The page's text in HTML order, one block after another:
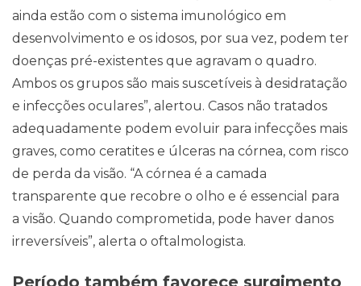
ainda estão com o sistema imunológico em
desenvolvimento e os idosos, por sua vez, podem ter
doenças pré-existentes que agravam o quadro.
Ambos os grupos são mais suscetíveis à desidratação
e infecções oculares”, alertou. Casos não tratados
adequadamente podem evoluir para infecções mais
graves, como ceratites e úlceras na córnea, com risco
de perda da visão. “A córnea é a camada
transparente que recobre o olho e é essencial para
a visão. Quando comprometida, pode haver danos
irreversíveis”, alerta o oftalmologista.
Período também favorece surgimento